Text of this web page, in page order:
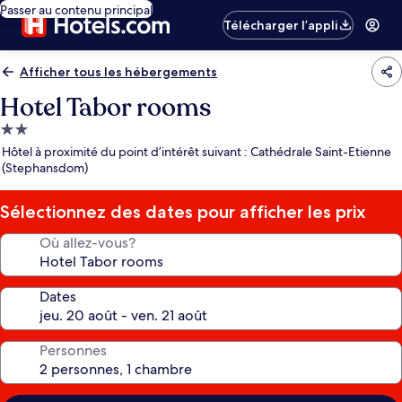
Passer au contenu principal
Télécharger l’appli
Afficher tous les hébergements
Hotel Tabor rooms
Hébergement
2.0 étoiles
Hôtel à proximité du point d’intérêt suivant : Cathédrale Saint-Etienne
(Stephansdom)
Sélectionnez des dates pour afficher les prix
Où allez-vous?
Dates
Personnes